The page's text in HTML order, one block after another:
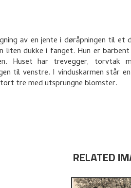
av en jente i døråpningen til
liten dukke i fanget. Hun er
Huset har trevegger,
til venstre. I vinduskarmen står
tre med utsprungne blomster.
RELATED